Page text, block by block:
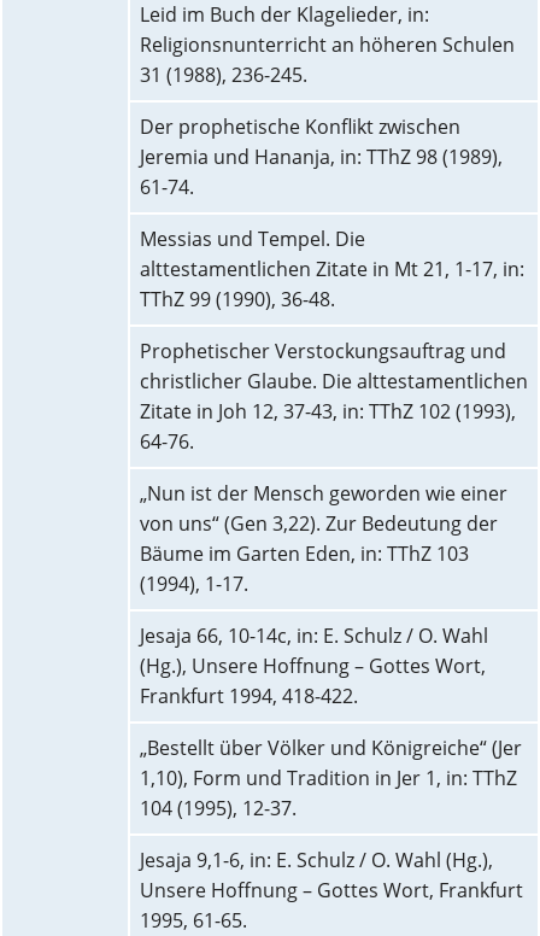
Leid im Buch der Klagelieder, in:
Religionsnunterricht an höheren Schulen
31 (1988), 236-245.
Der prophetische Konflikt zwischen
Jeremia und Hananja, in: TThZ 98 (1989),
61-74.
Messias und Tempel. Die
alttestamentlichen Zitate in Mt 21, 1-17, in:
TThZ 99 (1990), 36-48.
Prophetischer Verstockungsauftrag und
christlicher Glaube. Die alttestamentlichen
Zitate in Joh 12, 37-43, in: TThZ 102 (1993),
64-76.
„Nun ist der Mensch geworden wie einer
von uns“ (Gen 3,22). Zur Bedeutung der
Bäume im Garten Eden, in: TThZ 103
(1994), 1-17.
Jesaja 66, 10-14c, in: E. Schulz / O. Wahl
(Hg.), Unsere Hoffnung – Gottes Wort,
Frankfurt 1994, 418-422.
„Bestellt über Völker und Königreiche“ (Jer
1,10), Form und Tradition in Jer 1, in: TThZ
104 (1995), 12-37.
Jesaja 9,1-6, in: E. Schulz / O. Wahl (Hg.),
Unsere Hoffnung – Gottes Wort, Frankfurt
1995, 61-65.